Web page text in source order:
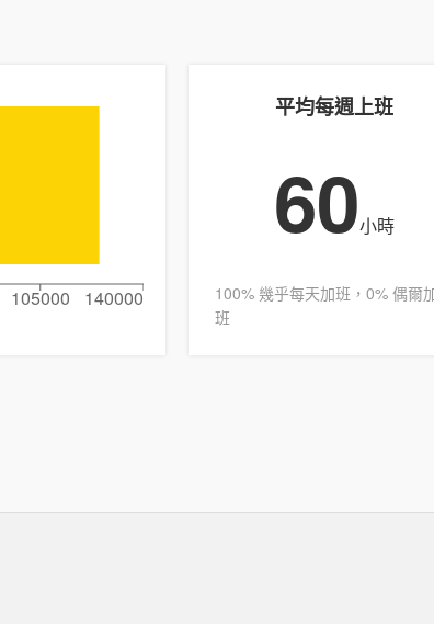
105000
140000
平均每週上班
60小時
100% 幾乎每天加班，0% 偶爾
班